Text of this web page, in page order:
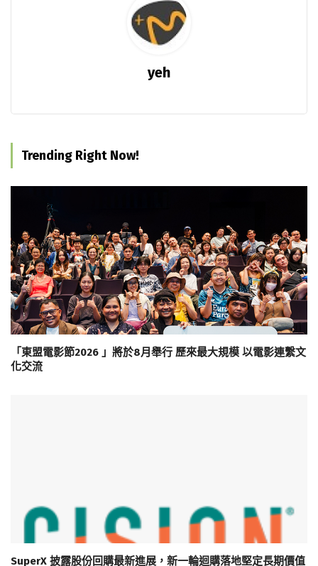
yeh
Trending Right Now!
「東盟電影節2026 」將於8月舉行 歷來最大規模 以電影連繫文
化交流
SuperX 披露股份回購最新進展，新一輪迴購落地堅定長期價值